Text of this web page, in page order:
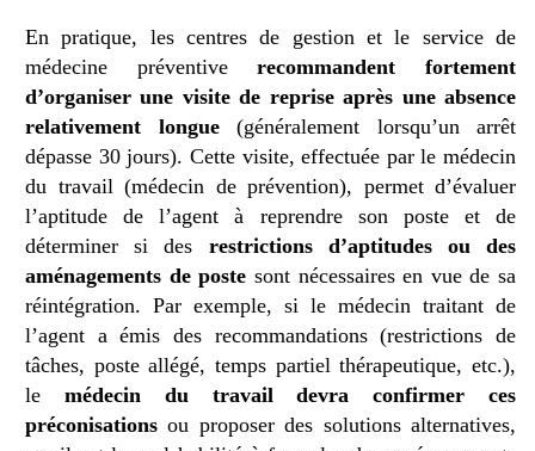
En pratique, les centres de gestion et le service de
médecine préventive
recommandent fortement
d’organiser une visite de reprise après une absence
relativement longue
(généralement lorsqu’un arrêt
dépasse 30 jours). Cette visite, effectuée par le médecin
du travail (médecin de prévention), permet d’évaluer
l’aptitude de l’agent à reprendre son poste et de
déterminer si des
restrictions d’aptitudes ou des
aménagements de poste sont nécessaires en vue de sa
réintégration. Par exemple, si le médecin traitant de
l’agent a émis des recommandations (restrictions de
tâches, poste allégé, temps partiel thérapeutique, etc.),
le
médecin du travail devra confirmer ces
préconisations ou proposer des solutions alternatives,